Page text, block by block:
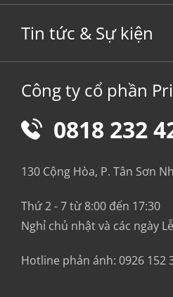
Tin tức & Sự kiện
Công ty cổ phần
0818 232
130 Cộng Hòa, P. Tân Sơn
Thứ 2 - 7 từ 8:00 đến 17:30
Nghỉ chủ nhật và các ngày
Hotline phản ánh: 0926 152